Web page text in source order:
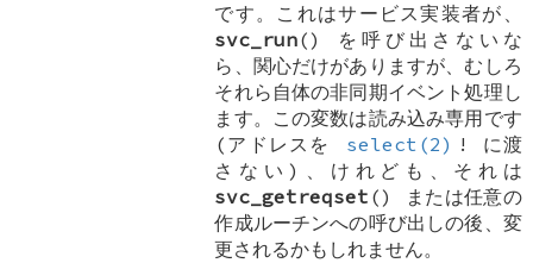
です。これはサービス実装者が、
svc_run() を呼び出さないな
ら、関心だけがありますが、むしろ
それら自体の非同期イベント処理し
ます。この変数は読み込み専用です
(アドレスを
select(2) ! に渡
さない)、けれども、それは
svc_getreqset () または任意の
作成ルーチンへの呼び出しの後、変
更されるかもしれません。